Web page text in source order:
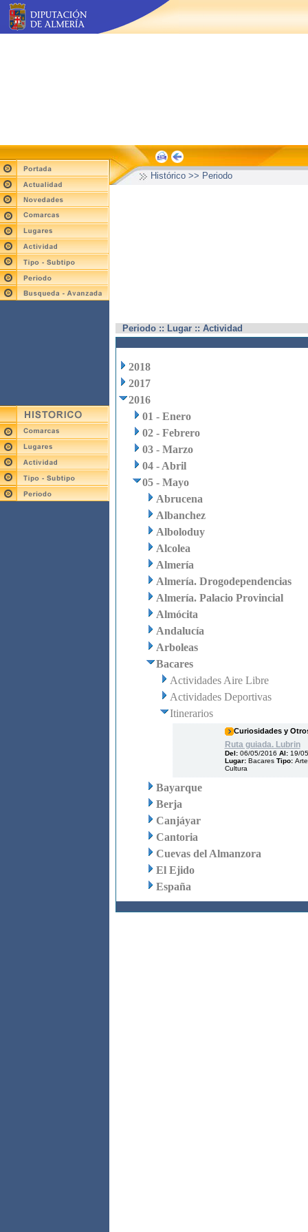
Histórico >> Periodo
Periodo :: Lugar :: Actividad
2018
2017
2016
01 - Enero
02 - Febrero
03 - Marzo
04 - Abril
05 - Mayo
Abrucena
Albanchez
Alboloduy
Alcolea
Almería
Almería. Drogodependencias
Almería. Palacio Provincial
Almócita
Andalucía
Arboleas
Bacares
Actividades Aire Libre
Actividades Deportivas
Itinerarios
Curiosidades y
Ruta guiada. Lubrin
Del: 06/05/2016 Al: 19/
Lugar: BacaresTipo:
Cultura
Bayarque
Berja
Canjáyar
Cantoria
Cuevas del Almanzora
El Ejido
España